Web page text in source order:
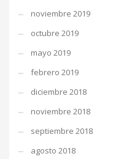
noviembre 2019
octubre 2019
mayo 2019
febrero 2019
diciembre 2018
noviembre 2018
septiembre 2018
agosto 2018